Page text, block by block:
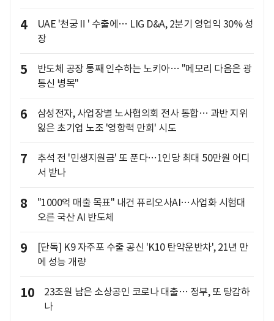
4
UAE '천궁Ⅱ' 수출에… LIG D&A, 2분기 영업익 30% 성
장
5
반도체 공장 통째 인수하는 노키아… "메모리 다음은 광
통신 병목"
6
삼성전자, 사업장별 노사협의회 전사 통합… 과반 지위
잃은 초기업 노조 '영향력 만회' 시도
7
추석 전 '민생지원금' 또 푼다…1인당 최대 50만원 어디
서 받나
8
"1000억 매출 목표" 내건 퓨리오사AI…사업화 시험대
오른 국산 AI 반도체
9
[단독] K9 자주포 수출 공신 'K10 탄약운반차', 21년 만
에 성능 개량
10
23조원 남은 소상공인 코로나 대출… 정부, 또 탕감하
나